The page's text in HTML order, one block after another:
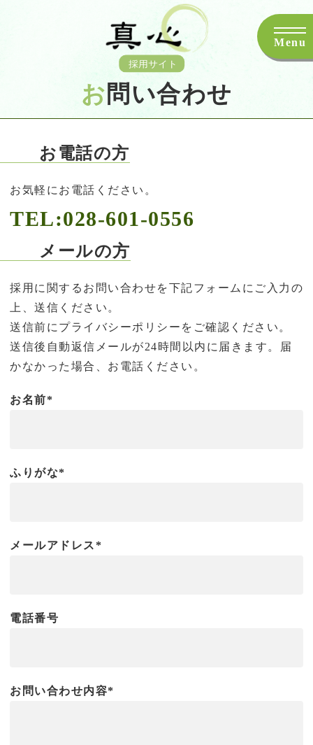
Menu
お 問い合わせ
お電話の方
お気軽にお電話ください。
TEL:028-601-0556
メールの方
採用に関するお問い合わせを下記フォームにご入力の
上、送信ください。
送信前にプライバシーポリシーをご確認ください。
送信後自動返信メールが24時間以内に届きます。届
かなかった場合、お電話ください。
お名前*
ふりがな*
メールアドレス*
電話番号
お問い合わせ内容*